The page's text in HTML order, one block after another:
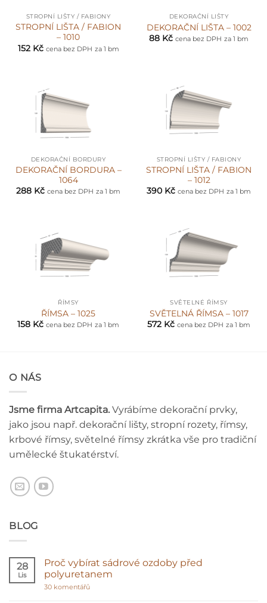
STROPNÍ LIŠTY / FABIONY
STROPNÍ LIŠTA / FABION
– 1010
152 Kč cena bez DPH za 1 bm
DEKORAČNÍ LIŠTY
DEKORAČNÍ LIŠTA – 1002
88 Kč cena bez DPH za 1 bm
DEKORAČNÍ BORDURY
DEKORAČNÍ BORDURA –
1064
288 Kč cena bez DPH za 1 bm
STROPNÍ LIŠTY / FABIONY
STROPNÍ LIŠTA / FABION
– 1012
390 Kč cena bez DPH za 1 bm
ŘÍMSY
ŘÍMSA – 1025
158 Kč cena bez DPH za 1 bm
SVĚTELNÉ ŘÍMSY
SVĚTELNÁ ŘÍMSA – 1017
572 Kč cena bez DPH za 1 bm
O NÁS
Jsme firma Artcapita. Vyrábíme dekorační prvky,
jako jsou např. dekorační lišty, stropní rozety, římsy,
krbové římsy, světelné římsy zkrátka vše pro tradiční
umělecké štukatérství.
BLOG
28
Lis
Proč vybírat sádrové ozdoby před
polyuretanem
30 komentářůu